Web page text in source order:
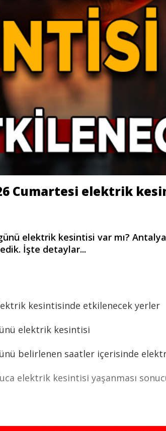
Cumartesi elektrik
elektrik kesintisi var mı?
İşte detaylar...
kesintisinde etkilenecek yerler
elektrik kesintisi
belirlenen saatler içerisinde
elektrik kesintisi yaşanması
ANTALYA,KUMLUCA,MERKEZ